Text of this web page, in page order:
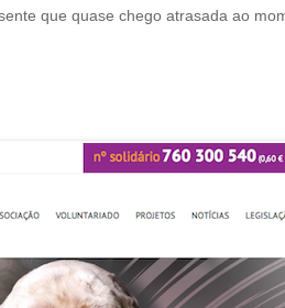
que quase chego atrasada ao